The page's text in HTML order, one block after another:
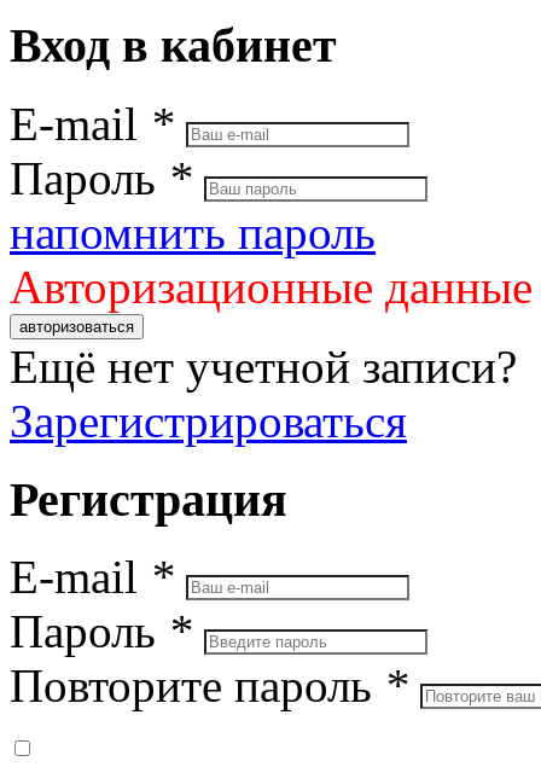
Вход в кабинет
E-mail *
Пароль *
напомнить пароль
Авторизационные
авторизоваться
Ещё нет учетной записи?
Зарегистрироваться
Регистрация
E-mail *
Пароль *
Повторите пароль *